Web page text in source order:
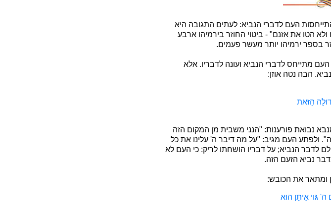
העם לדברי הנביא: לעתים התגובה היא
הטו את אזנם" - ביטוי החוזר בירמיהו ארבע
בספר ירמיהו יותר מעשר פעמים.
מתייחס לדברי הנביא ועונה לדבריו. אלא
הבה נטה אוזן:
הַזּאת
נבואת פורענות: "הנני משבית מן המקום הזה
ולפתע העם מגיב: "על מה דיבר ה' עלינו את כל
לדבר הנביא; על דבריו הושחתו לריק: כי העם לא
נביא הזעם הזה.
ומתאר את הכובש:
גּוי אֵיתָן הוּא